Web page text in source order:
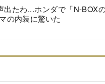
出たわ...ホンダで「N-BOX
の内装に驚いた